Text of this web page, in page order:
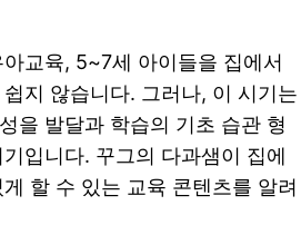
교육, 5~7세 아이들을 집에서
지 않습니다. 그러나, 이 시기는
을 발달과 학습의 기초 습관 형
입니다. 꾸그의 다과샘이 집에
할 수 있는 교육 콘텐츠를 알려